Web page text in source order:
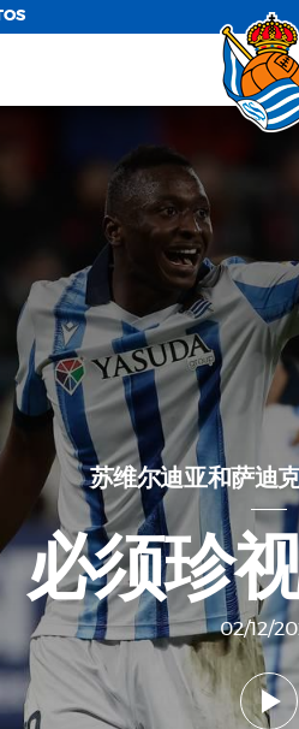
苏维尔迪亚和萨迪
必须珍
02/12/